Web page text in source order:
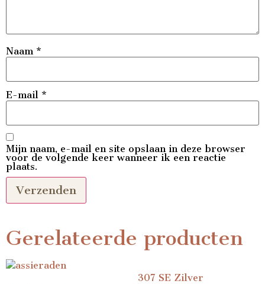
Naam *
E-mail *
Mijn naam, e-mail en site opslaan in deze browser
voor de volgende keer wanneer ik een reactie
plaats.
Gerelateerde producten
307 SE Zilver